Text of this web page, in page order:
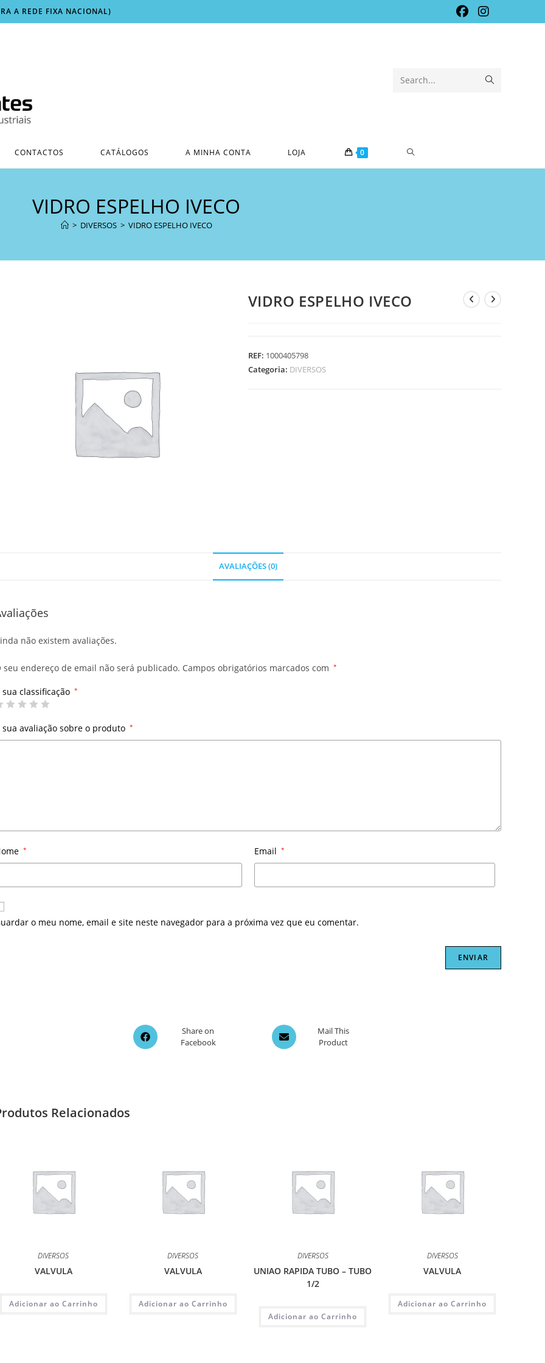
A REDE FIXA NACIONAL)
Search...
CONTACTOS CATÁLOGOS A MINHA CONTA LOJA 0 TOGGLE
VIDRO ESPELHO IVECO
> DIVERSOS > VIDRO ESPELHO IVECO
VIDRO ESPELHO IVECO
REF: 1000405798
Categoria: DIVERSOS
AVALIAÇÕES (0)
não existem avaliações.
seu endereço de email não será publicado. Campos obrigatórios marcados com *
sua classificação *
sua avaliação sobre o produto *
* Email *
o meu nome, email e site neste navegador para a próxima vez que eu comentar.
Opens
in
Share on
Facebook
Opens
in
Mail This
Product
Relacionados
DIVERSOS
VALVULA
Adicionar ao Carrinho
DIVERSOS
VALVULA
Adicionar ao Carrinho
DIVERSOS
UNIAO RAPIDA TUBO – TUBO
1/2
Adicionar ao Carrinho
DIVERSOS
VALVULA
Adicionar ao Carrinho